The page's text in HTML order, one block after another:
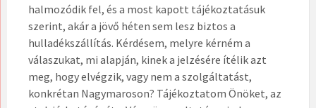
halmozódik fel, és a most kapott tájékoztatásuk
szerint, akár a jövő héten sem lesz biztos a
hulladékszállítás. Kérdésem, melyre kérném a
válaszukat, mi alapján, kinek a jelzésére ítélik azt
meg, hogy elvégzik, vagy nem a szolgáltatást,
konkrétan Nagymaroson? Tájékoztatom Önöket, az